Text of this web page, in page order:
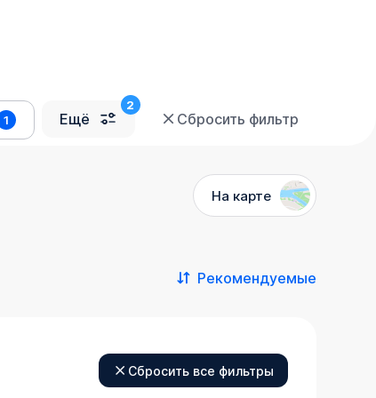
1 Ещё Сбросить фильтр
На карте
Рекомендуемые
Сбросить все фильтры